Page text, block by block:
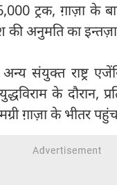
ट्रक, ग़ाज़ा के
की अनुमति का
संयुक्त राष्ट्र
के दौरान,
ग़ाज़ा के भीतर